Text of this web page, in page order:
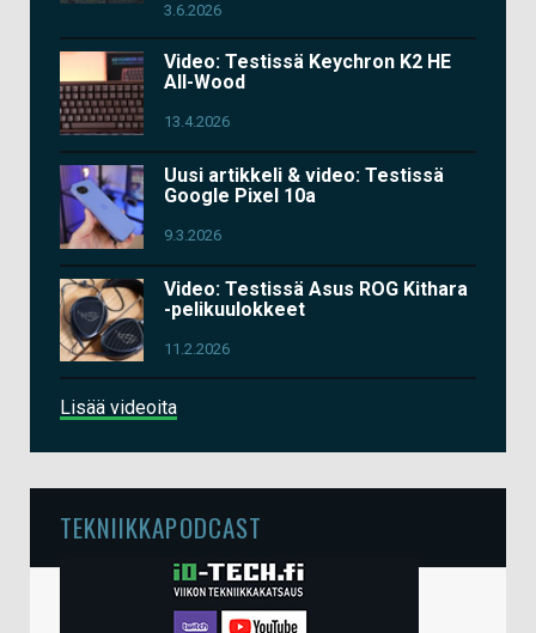
3.6.2026
Video: Testissä Keychron K2 HE
All-Wood
13.4.2026
Uusi artikkeli & video: Testissä
Google Pixel 10a
9.3.2026
Video: Testissä Asus ROG Kithara
-pelikuulokkeet
11.2.2026
Lisää videoita
TEKNIIKKAPODCAST